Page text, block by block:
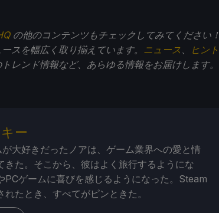
の他のコンテンツもチェックしてみてください！
スを幅広く取り揃えています。
ニュース
ヒント
トレンド情報など、あらゆる情報をお届けします。
ー
大好きだったノアは、ゲーム業界への愛と情
きた。そこから、彼はよく旅行するようにな
PCゲームに喜びを感じるようになった。Steam
たとき、すべてがピンときた。